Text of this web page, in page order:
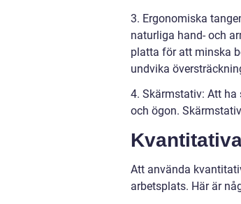
3. Ergonomiska
naturliga hand- och
platta för att minska
undvika
4. Skärmstativ: Att
och ögon.
Att använda
arbetsplats. Här är